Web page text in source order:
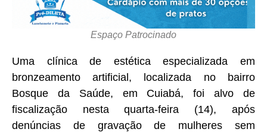
Espaço Patrocinado
Uma clínica de estética especializada em
bronzeamento artificial, localizada no bairro
Bosque da Saúde, em Cuiabá, foi alvo de
fiscalização nesta quarta-feira (14), após
denúncias de gravação de mulheres sem